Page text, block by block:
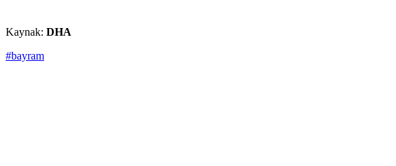
Kaynak: DHA
#bayram